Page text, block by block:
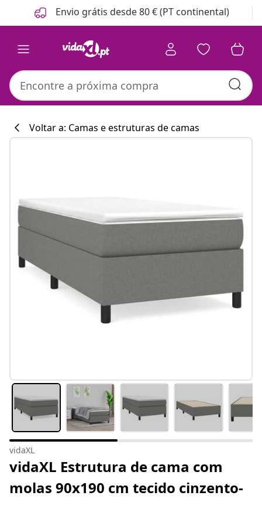
Anterior
Seguinte Envio grátis desde 80 € (PT continental)
Voltar a: Camas e estruturas de camas
vidaXL
vidaXL Estrutura de cama com
molas 90x190 cm tecido cinzento-